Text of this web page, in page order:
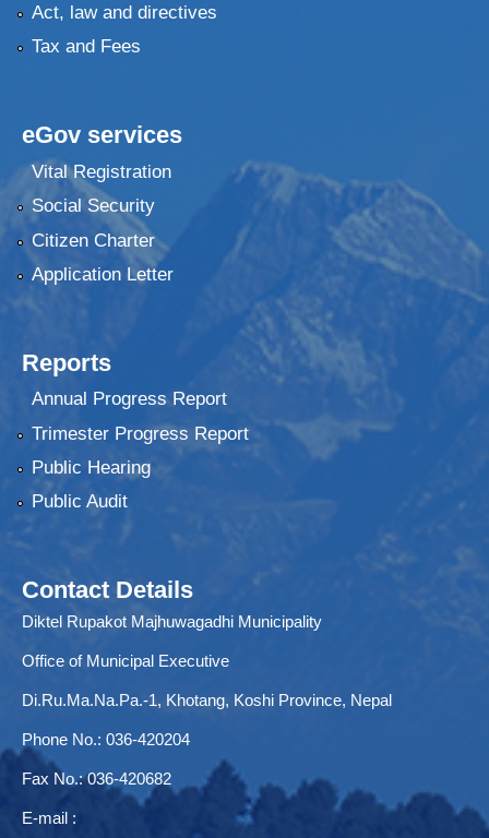
Act, law and directives
Tax and Fees
eGov services
Vital Registration
Social Security
Citizen Charter
Application Letter
Reports
Annual Progress Report
Trimester Progress Report
Public Hearing
Public Audit
Contact Details
Diktel Rupakot Majhuwagadhi Municipality
Office of Municipal Executive
Di.Ru.Ma.Na.Pa.-1, Khotang, Koshi Province, Nepal
Phone No.: 036-420204
Fax No.: 036-420682
E-mail :